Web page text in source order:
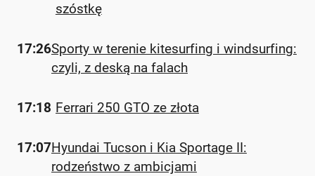
szóstkę
17:26Sporty w terenie kitesurfing i windsurfing:
czyli, z deską na falach
17:18 Ferrari 250 GTO ze złota
17:07Hyundai Tucson i Kia Sportage II:
rodzeństwo z ambicjami